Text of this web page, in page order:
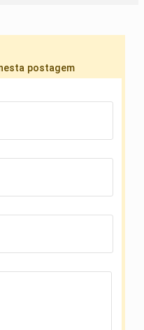
postagem